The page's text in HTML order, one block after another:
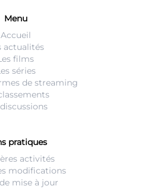
Menu
Accueil
actualités
films
séries
de streaming
pratiques
activités
modifications
mise à jour